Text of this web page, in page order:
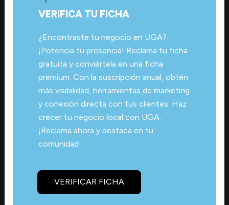
VERIFICA TU FICHA
¿Encontraste tu negocio en UGA?
¡Potencia tu presencia! Reclama tu ficha
gratuita y conviértela en una ficha
premium. Con la suscripción anual, obtén
más visibilidad, herramientas de marketing
y conexión directa con tus clientes. Haz
crecer tu negocio local con UGA.
¡Reclama ahora y destaca en tu
comunidad!
VERIFICAR FICHA